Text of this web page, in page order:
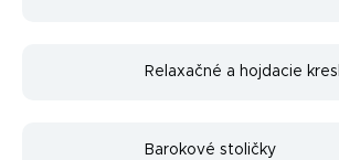
Relaxačné a hojdacie
Barokové stoličky